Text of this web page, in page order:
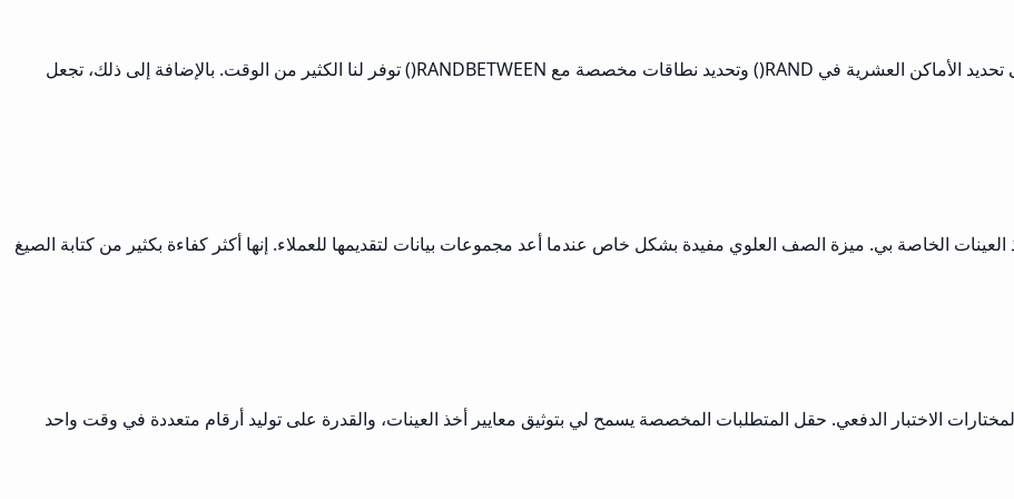
هذه الأداة غيرت قواعد اللعبة لنماذج المحاكاة في فريقي. القدرة على تحديد الأماكن العشرية في RAND() وتحديد نطاقات مخصصة مع RANDBETWEEN() توفر لنا الكثير من الوقت. بالإضافة إلى ذلك، تجعل
الخاصة بي. ميزة الصف العلوي مفيدة بشكل خاص عندما أعد مجموعات بيانات لتقديمها للعملاء. إنها أكثر كفاءة بكثير من كتابة الصيغ
لمختارات الاختبار الدفعي. حقل المتطلبات المخصصة يسمح لي بتوثيق معايير أخذ العينات، والقدرة على توليد أرقام متعددة في وقت واحد